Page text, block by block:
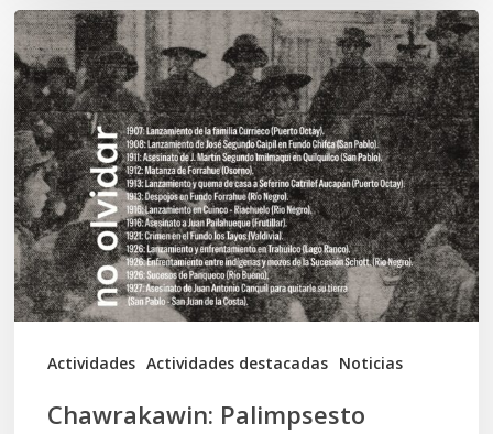
Actividades Actividades destacadas Noticias
Chawrakawin:
Palimpsesto
explora
a
través
del
arte
las
tensiones
documentales
Chawrakawin: Palimpsesto